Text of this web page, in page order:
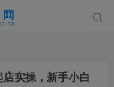
实操，新手小白